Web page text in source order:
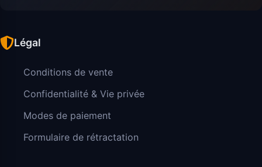
Légal
Conditions de vente
Confidentialité & Vie privée
Modes de paiement
Formulaire de rétractation